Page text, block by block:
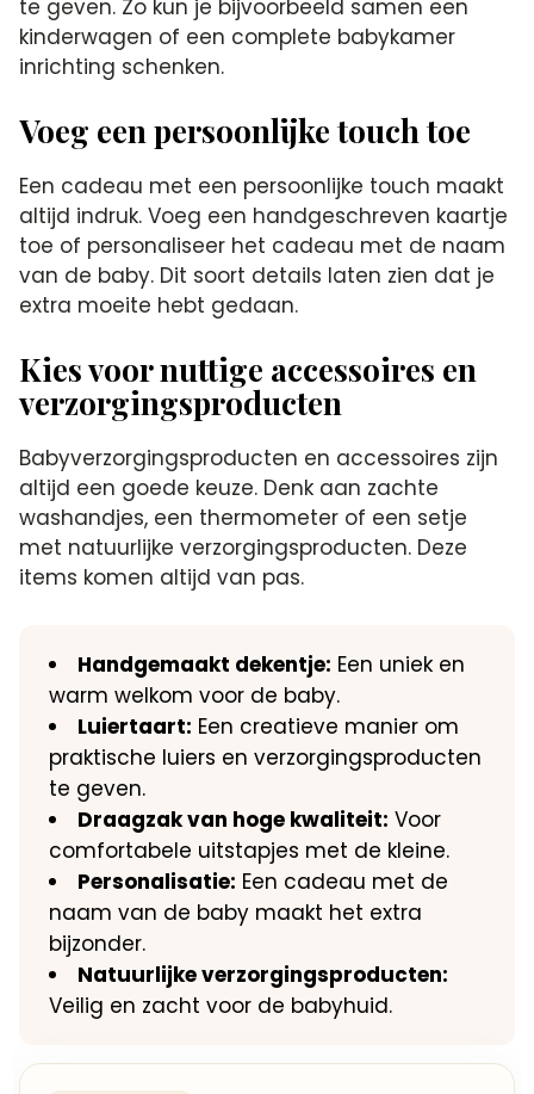
te geven.​ Zo kun je bijvoorbeeld samen een
kinderwagen of een complete babykamer
inrichting schenken.​
Voeg een persoonlijke touch toe
Een cadeau met een persoonlijke touch maakt
altijd indruk.​ Voeg een handgeschreven kaartje
toe of personaliseer het cadeau met de naam
van de baby.​ Dit soort details laten zien dat je
extra moeite hebt gedaan.​
Kies voor nuttige accessoires en
verzorgingsproducten
Babyverzorgingsproducten en accessoires zijn
altijd een goede keuze.​ Denk aan zachte
washandjes, een thermometer of een setje
met natuurlijke verzorgingsproducten.​ Deze
items komen altijd van pas.​
Handgemaakt dekentje: Een uniek en
warm welkom voor de baby.​
Luiertaart: Een creatieve manier om
praktische luiers en verzorgingsproducten
te geven.​
Draagzak van hoge kwaliteit: Voor
comfortabele uitstapjes met de kleine.​
Personalisatie: Een cadeau met de
naam van de baby maakt het extra
bijzonder.​
Natuurlijke verzorgingsproducten:
Veilig en zacht voor de babyhuid.​